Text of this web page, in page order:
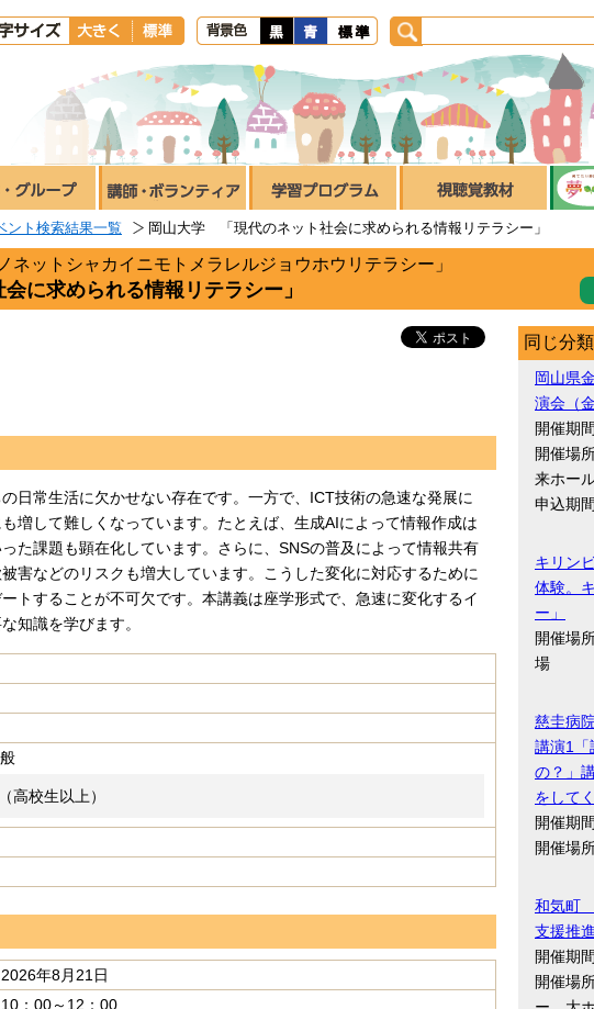
ント検索結果一覧 岡山大学 「現代のネット社会に求められる情報リテラシー」
ットシャカイニモトメラレルジョウホウリテラシー」
に求められる情報リテラシー」
日常生活に欠かせない存在です。一方で、ICT技術の急速な発展に
増して難しくなっています。たとえば、生成AIによって情報作成は
た課題も顕在化しています。さらに、SNSの普及によって情報共有
害などのリスクも増大しています。こうした変化に対応するために
トすることが不可欠です。本講義は座学形式で、急速に変化するイ
知識を学びます。
高校生以上）
2026年8月21日
10：00～12：00
同じ分
岡山県
演会（
開催期
開催場
来ホー
申込期
キリン
体験。
ー」
開催場
場
慈圭病
講演1「
の？」
をして
開催期
開催場
和気町
支援推
開催期
開催場